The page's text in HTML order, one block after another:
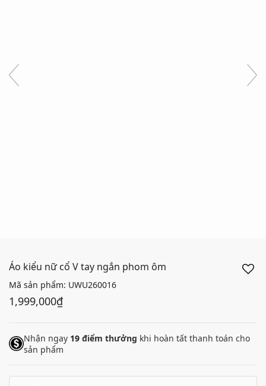
Áo kiểu nữ cổ V tay ngắn phom ôm
Mã sản phẩm: UWU260016
1,999,000₫
Nhận ngay 19 điểm thưởng khi hoàn tất thanh toán cho
sản phẩm